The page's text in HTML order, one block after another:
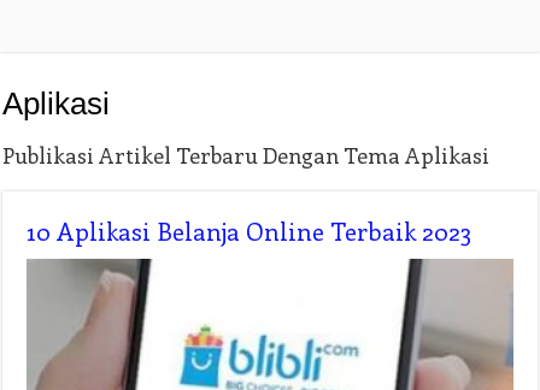
Aplikasi
Publikasi Artikel Terbaru Dengan Tema Aplikasi
10 Aplikasi Belanja Online Terbaik 2023